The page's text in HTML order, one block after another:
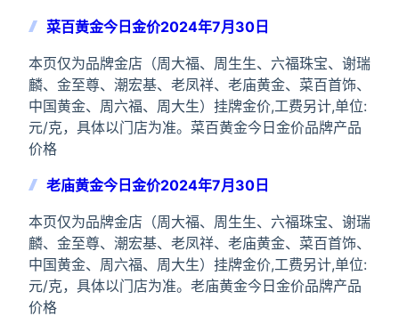
菜百黄金今日金价2024年7月30日
本页仅为品牌金店（周大福、周生生、六福珠宝、谢瑞
麟、金至尊、潮宏基、老凤祥、老庙黄金、菜百首饰、
中国黄金、周六福、周大生）挂牌金价,工费另计,单位:
元/克，具体以门店为准。菜百黄金今日金价品牌产品
价格
老庙黄金今日金价2024年7月30日
本页仅为品牌金店（周大福、周生生、六福珠宝、谢瑞
麟、金至尊、潮宏基、老凤祥、老庙黄金、菜百首饰、
中国黄金、周六福、周大生）挂牌金价,工费另计,单位:
元/克，具体以门店为准。老庙黄金今日金价品牌产品
价格